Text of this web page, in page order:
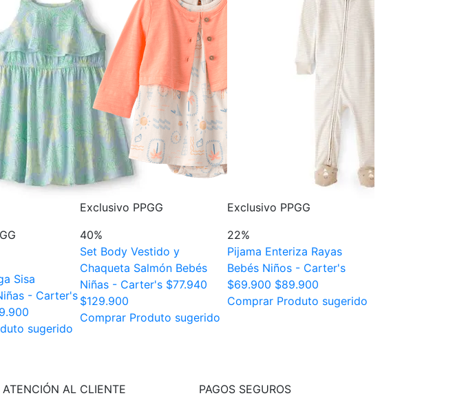
Sisa
- Carter's
sugerido
Exclusivo PPGG
40%
Set Body Vestido y
Chaqueta Salmón Bebés
Niñas - Carter's $77.940
$129.900
Comprar Produto sugerido
Exclusivo PPGG
22%
Pijama Enteriza Rayas
Bebés Niños - Carter's
$69.900 $89.900
Comprar Produto sugerido
ATENCIÓN AL CLIENTE
PAGOS SEGUROS